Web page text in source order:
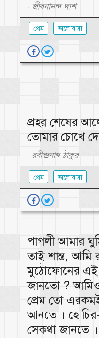
- জীবনানন্দ দাশ
প্রেম ভালোবাসা
প্রহর শেষের
তোমার চোখে
- রবীন্দ্রনাথ ঠাকুর
প্রেম ভালোবাসা
পাগলী আমার
তাই শান্ত, আমি
মুঠোফোনের এই
জানতো ? আমিও
প্রেম তো
আনতে । হে
সেকথা জানতে ।